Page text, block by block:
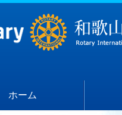
ホーム